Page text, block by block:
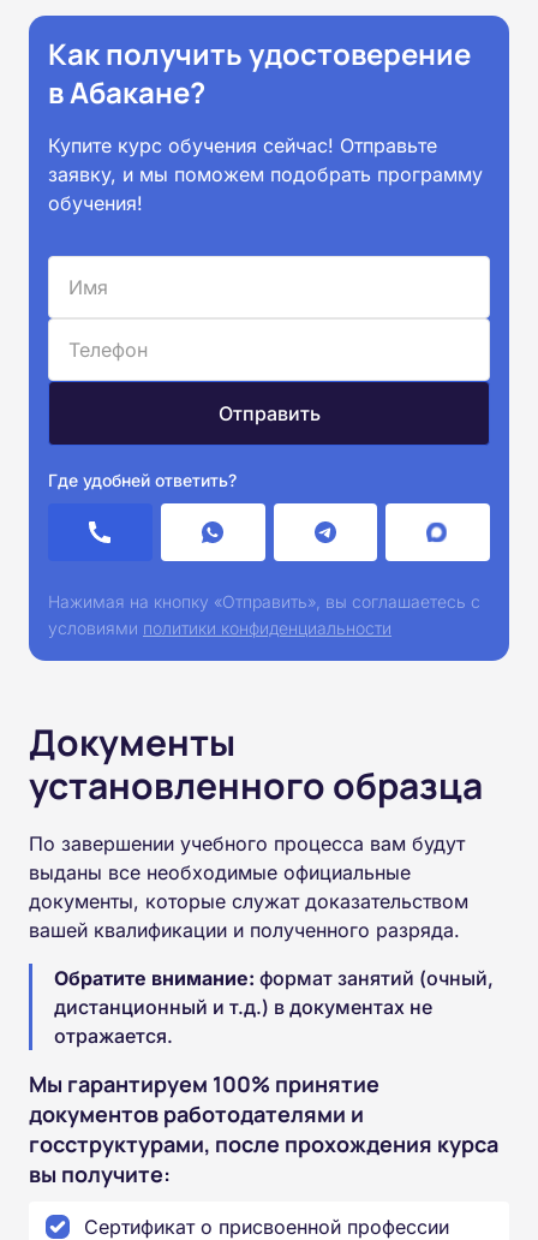
Как получить удостоверение
в Абакане?
Купите курс обучения сейчас! Отправьте
заявку, и мы поможем подобрать программу
обучения!
Где удобней ответить?
Нажимая на кнопку «Отправить», вы соглашаетесь с
условиями политики конфиденциальности
Документы
установленного образца
По завершении учебного процесса вам будут
выданы все необходимые официальные
документы, которые служат доказательством
вашей квалификации и полученного разряда.
Обратите внимание: формат занятий (очный,
дистанционный и т.д.) в документах не
отражается.
Мы гарантируем 100% принятие
документов работодателями и
госструктурами, после прохождения курса
вы получите:
Сертификат о присвоенной профессии